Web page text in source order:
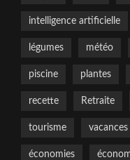
intelligence artificielle
légumes météo
piscine plantes
recette Retraite
tourisme vacances
économies